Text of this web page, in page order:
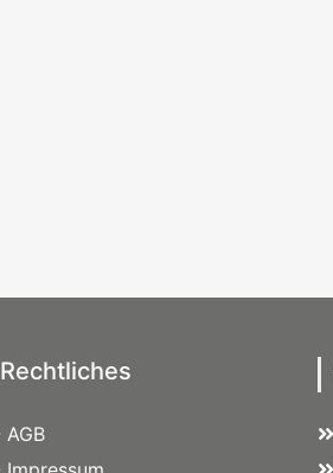
Rechtliches
AGB